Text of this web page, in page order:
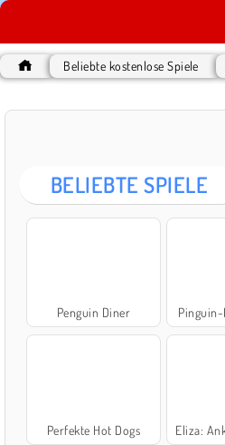
Beliebte kostenlose Spiele
BELIEBTE SPIELE
Penguin Diner Pinguin-
Perfekte Hot Dogs Eliza: